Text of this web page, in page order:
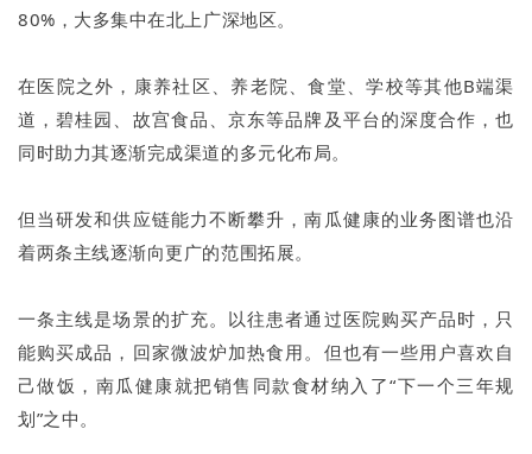
80%，大多集中在北上广深地区。
在医院之外，康养社区、养老院、食堂、学校等其他B端渠
道，碧桂园、故宫食品、京东等品牌及平台的深度合作，也
同时助力其逐渐完成渠道的多元化布局。
但当研发和供应链能力不断攀升，南瓜健康的业务图谱也沿
着两条主线逐渐向更广的范围拓展。
一条主线是场景的扩充。以往患者通过医院购买产品时，只
能购买成品，回家微波炉加热食用。但也有一些用户喜欢自
己做饭，南瓜健康就把销售同款食材纳入了“下一个三年规
划”之中。